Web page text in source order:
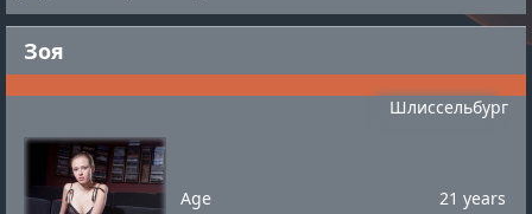
Зоя
Шлиссельбург
Age
21 years